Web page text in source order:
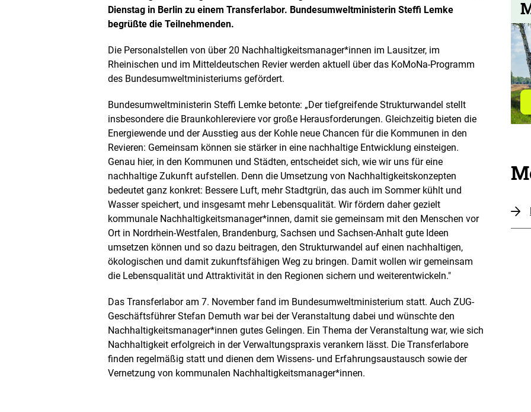
n
e
t
i
l
d
i
e
i
n
e
r
v
e
r
g
r
ö
ß
r
t
e
D
a
r
s
t
e
l
l
Dienstag in Berlin zu einem Transferlabor. Bundesumweltministerin Steffi Lemke
begrüßte die Teilnehmenden.
Die Personalstellen von über 20 Nachhaltigkeitsmanager*innen im Lausitzer, im
Rheinischen und im Mitteldeutschen Revier werden aktuell
über das KoMoNa-Programm
des Bundesumweltministeriums gefördert.
Bundesumweltministerin Steffi Lemke betonte: „Der tiefgreifende Strukturwandel stellt
insbesondere die Braunkohlereviere vor große Herausforderungen. Gleichzeitig bieten die
Energiewende und der Ausstieg aus der Kohle neue Chancen für die Kommunen in den
Revieren: Gemeinsam können sie stärker in eine nachhaltige Entwicklung einsteigen.
Genau hier, in den Kommunen und Städten, entscheidet sich, wie wir uns für eine
nachhaltige Zukunft aufstellen. Denn die Umsetzung von Nachhaltigkeitskonzepten
bedeutet ganz konkret: Bessere Luft, mehr Stadtgrün, das auch im Sommer kühlt und
Wasser speichert, und insgesamt mehr Lebensqualität. Wir fördern daher gezielt
kommunale Nachhaltigkeitsmanager*innen, damit sie gemeinsam mit den Menschen vor
Ort in Nordrhein-Westfalen, Brandenburg, Sachsen und Sachsen-Anhalt gute Ideen
umsetzen können und so dazu beitragen, den Strukturwandel auf einen nachhaltigen,
ökologischen und damit zukunftsfähigen Weg zu bringen. Damit wollen wir gemeinsam
die Lebensqualität und Attraktivität in den Regionen sichern und weiterentwickeln."
Das Transferlabor am 7. November fand im Bundesumweltministerium statt. Auch ZUG-
Geschäftsführer Stefan Demuth war bei der Veranstaltung dabei und wünschte den
Nachhaltigkeitsmanager*innen gutes Gelingen. Ein Thema der Veranstaltung war, wie sich
Nachhaltigkeit erfolgreich in der Verwaltungspraxis verankern lässt. Die Transferlabore
finden regelmäßig statt und dienen dem Wissens- und Erfahrungsaustausch sowie der
Vernetzung von kommunalen Nachhaltigkeitsmanager*innen.